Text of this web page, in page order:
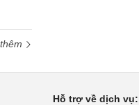
Hỗ trợ về dịch vụ: